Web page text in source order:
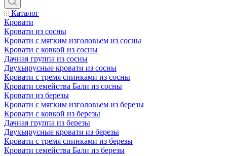
Каталог
Кровати
Кровати из сосны
Кровати с мягким изголовьем из сосны
Кровати с ковкой из сосны
Дачная группа из сосны
Двухъярусные кровати из сосны
Кровати с тремя спинками из сосны
Кровати семейства Бали из сосны
Кровати из березы
Кровати с мягким изголовьем из березы
Кровати с ковкой из березы
Дачная группа из березы
Двухъярусные кровати из березы
Кровати с тремя спинками из березы
Кровати семейства Бали из березы